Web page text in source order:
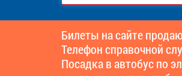
Билеты на сайте
Телефон справочной
Посадка в автобус по